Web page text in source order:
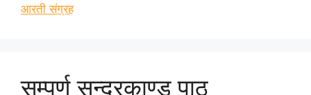
आरती संग्रह
सम्पूर्ण सुन्दरकाण्ड पाठ